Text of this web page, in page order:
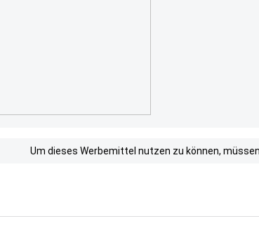
Um dieses Werbemittel nutzen zu können,